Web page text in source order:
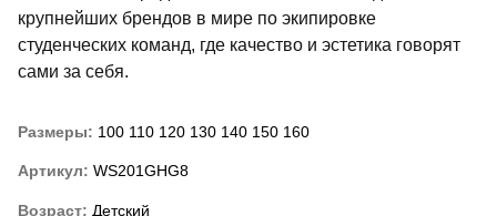
крупнейших брендов в мире по экипировке
студенческих команд, где качество и эстетика говорят
сами за себя.
Размеры: 100 110 120 130 140 150 160
Артикул: WS201GHG8
Возраст: Детский